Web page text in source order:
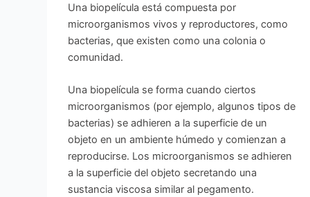
Una biopelícula está compuesta por
microorganismos vivos y reproductores, como
bacterias, que existen como una colonia o
comunidad.
Una biopelícula se forma cuando ciertos
microorganismos (por ejemplo, algunos tipos de
bacterias) se adhieren a la superficie de un
objeto en un ambiente húmedo y comienzan a
reproducirse. Los microorganismos se adhieren
a la superficie del objeto secretando una
sustancia viscosa similar al pegamento.